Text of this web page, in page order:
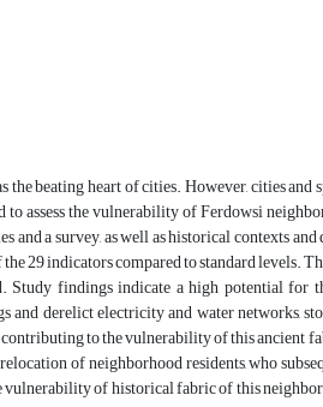
the beating heart of cities. However, cities
assess the vulnerability of Ferdowsi
a survey, as well as historical contexts
29 indicators compared to standard levels.
Study findings indicate a high potential for
derelict electricity and water networks,
to the vulnerability of this ancient
of neighborhood residents, who
of historical fabric of this